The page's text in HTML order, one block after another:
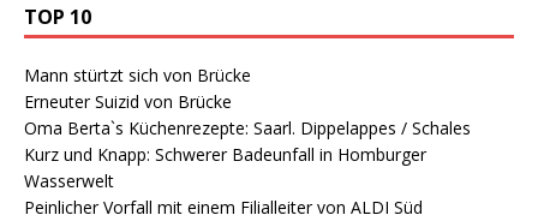
TOP 10
Mann stürtzt sich von Brücke
Erneuter Suizid von Brücke
Oma Berta`s Küchenrezepte: Saarl. Dippelappes / Schales
Kurz und Knapp: Schwerer Badeunfall in Homburger
Wasserwelt
Peinlicher Vorfall mit einem Filialleiter von ALDI Süd